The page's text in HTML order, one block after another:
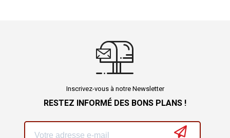
Inscrivez-vous à notre Newsletter
RESTEZ INFORMÉ DES BONS PLANS !